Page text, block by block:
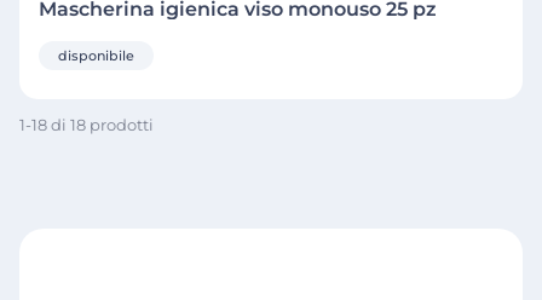
Mascherina igienica viso monouso 25 pz
disponibile
1-18 di 18 prodotti